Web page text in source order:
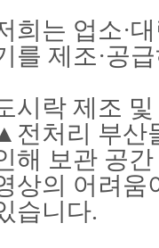
희는 업소·
를 제조·공
시락 제조
전처리 부산
해 보관 공
상의 어려움
습니다.